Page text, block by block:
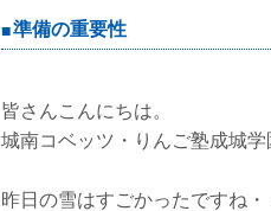
準備の重要性
皆さんこんにちは。
城南コベッツ・りんご塾成城学
昨日の雪はすごかったですね・